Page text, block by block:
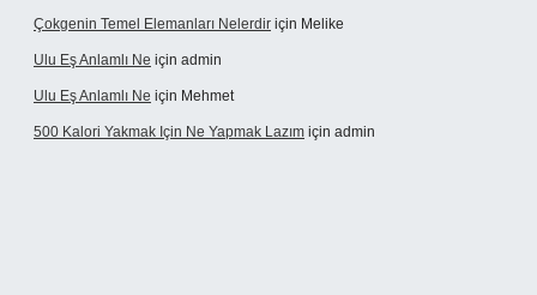
Çokgenin Temel Elemanları Nelerdir için Melike
Ulu Eş Anlamlı Ne için admin
Ulu Eş Anlamlı Ne için Mehmet
500 Kalori Yakmak Için Ne Yapmak Lazım için admin